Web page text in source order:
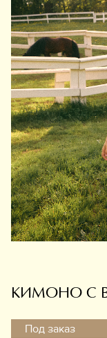
Новинки
В наличии
Бестселлеры
Одежда
Обувь
Аксессуары
Украшения
Информация
КИМОНО С
Под заказ